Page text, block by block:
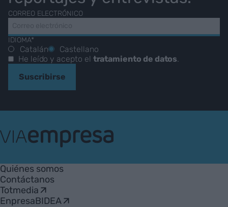
CORREO ELECTRÓNICO
IDIOMA*
Catalán
Castellano
He leído y acepto el tratamiento de datos.
Suscribirse
Empresa
Quiénes somos
Contáctanos
Totmedia
EnpresaBIDEA